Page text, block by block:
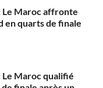
Le Maroc affronte
en quarts de finale
Maroc qualifié